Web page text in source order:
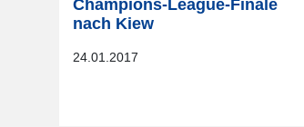
Champions-League-Finale
nach Kiew
24.01.2017